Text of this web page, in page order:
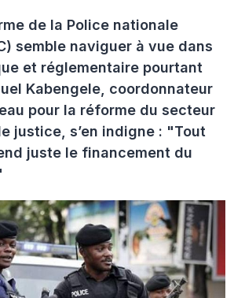
de la Police nationale
semble naviguer à vue dans
et réglementaire pourtant
Kabengele, coordonnateur
pour la réforme du secteur
justice, s’en indigne : "Tout
juste le financement du